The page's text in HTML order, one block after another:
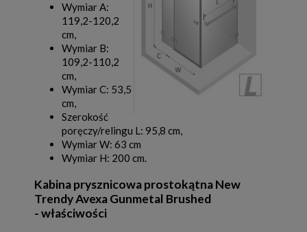
Wymiar A:
119,2-120,2
cm,
Wymiar B:
109,2-110,2
cm,
Wymiar C: 53,5
cm,
Szerokość
poręczy/relingu L: 95,8 cm,
Wymiar W: 63 cm
Wymiar H: 200 cm.
Kabina prysznicowa prostokątna New
Trendy Avexa Gunmetal Brushed
- właściwości